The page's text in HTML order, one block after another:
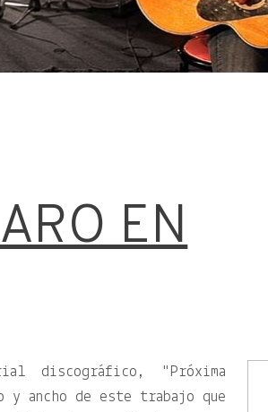
EN
discográfico,
Próxima
ancho de este trabajo que